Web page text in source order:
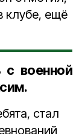
клубе, ещё
с военной
стал